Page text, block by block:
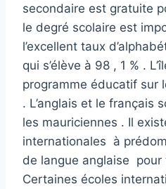
secondaire est gratuite
le degré scolaire est
l’excellent taux
qui s’élève à 98 , 1 % .
programme éducatif sur
. L’anglais et le français
les mauriciennes . Il
internationales à
de langue anglaise pour
Certaines écoles